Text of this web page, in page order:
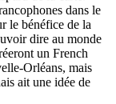
dans le
le bénéfice de la
dire au monde
un French
Orléans, mais
ait une idée de